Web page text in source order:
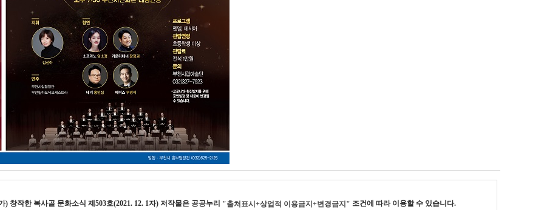
) 창작한복사골 문화소식 제503호(2021. 12. 1자)저작물은 공공누리 "출처표시+상업적 이용금지+변경금지" 조건에 따라 이용할 수 있습니다.